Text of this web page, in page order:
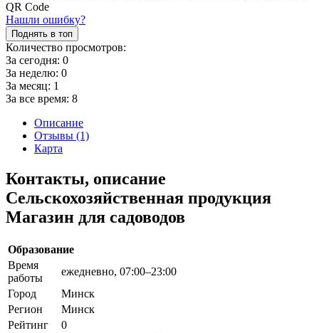
Нашли ошибку?
Поднять в топ
Количество просмотров:
За сегодня: 0
За неделю: 0
За месяц: 1
За все время: 8
Описание
Отзывы (1)
Карта
Контакты, описание
Сельскохозяйственная продукция
Магазин для садоводов
Образование
Время
работы
ежедневно, 07:00–23:00
Город
Минск
Регион
Минск
Рейтинг
0